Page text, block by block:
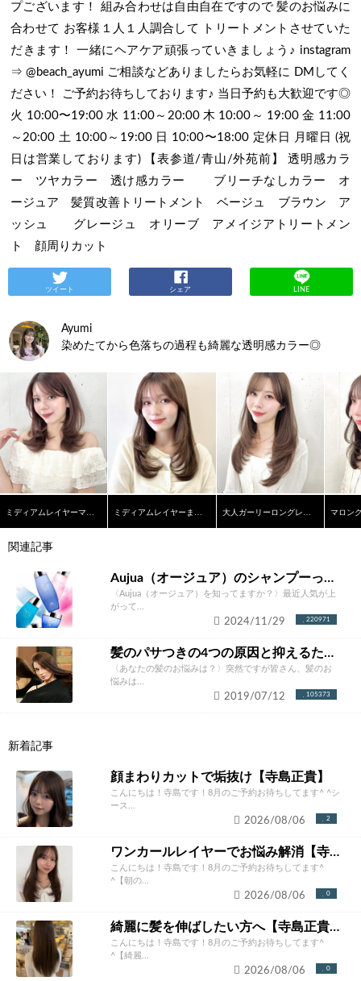
プございます！ 組み合わせは自由自在ですので 髪のお悩みに
合わせて お客様１人１人調合して トリートメントさせていた
だきます！ 一緒にヘアケア頑張っていきましょう♪ instagram
⇒ @beach_ayumi ご相談などありましたらお気軽に DMしてく
ださい！ ご予約お待ちしております♪ 当日予約も大歓迎です◎
火 10:00〜19:00 水 11:00～20:00 木 10:00～ 19:00 金 11:00
～20:00 土 10:00～19:00 日 10:00〜18:00 定休日 月曜日 (祝
日は営業しております) 【表参道/青山/外苑前】 透明感カラ
ー ツヤカラー 透け感カラー ブリーチなしカラー オ
ージュア 髪質改善トリートメント ベージュ ブラウン ア
ッシュ グレージュ オリーブ アメイジアトリートメン
ト 顔周りカット
ツイート シェア LINE
Ayumi
染めたてから色落ちの過程も綺麗な透明感カラー◎
ミディアムレイヤーマロンブラウン ミディアムレイヤーまろやかベージュ 大人ガーリーロングレイヤー
関連記事
Aujua（オージュア）のシャンプーって本当にいいの？ソムリエが徹底解説！
〈Aujua（オージュア）を知ってますか？〉最近人気が上
がって...
220971
2024/11/29
髪のパサつきの4つの原因と抑えるための改善方法とは？あなたにあったケア方法をご紹介！
〈あなたの髪のお悩みは？〉突然ですが皆さん、髪のお
悩みは...
105373
2019/07/12
新着記事
顔まわりカットで垢抜け【寺島正貴】
こんにちは！寺島です！8月のご予約お待ちしてます^ ^シ
ース...
2
2026/08/06
ワンカールレイヤーでお悩み解消【寺島正貴】
こんにちは！寺島です！8月のご予約お待ちしてます^
^【朝の...
0
2026/08/06
綺麗に髪を伸ばしたい方へ【寺島正貴】
こんにちは！寺島です！8月のご予約お待ちしてます^
^【綺麗...
0
2026/08/06